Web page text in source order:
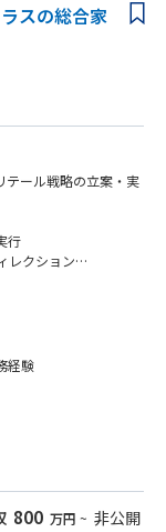
ミュニケーションを創
て関連部署と連携し
とサービスの安定供
するコミュニケーショ
、事業成長目的の新
と協力し、意図や目
コンセプトやアイディ
クションと、ブリー
成果物を牽引しま
コピーやキービジュ
メント）
ーションの企画・開
との各種コミュニケ
的としたディレクシ
いという熱い想いを
方
とにやりがいを感じ
方
献しようとするホス
スの総合家
テール戦略の立案・実
行
レクション
行
進
連携
経験
管理経験
800 万円 ~ 非公開